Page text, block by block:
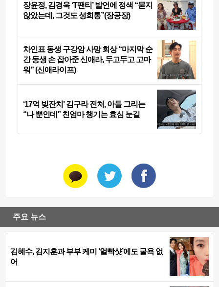
장윤정, 김경욱 ‘T팬티’ 발언에 정색 “묻지
않았는데, 그것도 성희롱”(장공장)
차인표 동생 구강암 사망 회상 “마지막 순
간 동생 손 잡아준 신애라, 두고두고 고마
워” (신애라이프)
‘17억 빚잔치’ 김구라 전처, 아들 그리는
“나 뿐인데” 친엄마 챙기는 효심 눈길
주요 뉴스
김혜수, 김지훈과 부부 케미 ‘얼빡샷’에도 굴욕 없
어